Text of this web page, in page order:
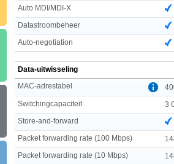
Auto MDI/MDI-X
Datastroombeheer
Auto-negotiation
Data-uitwisseling
MAC-adrestabel
Switchingcapaciteit
3
Store-and-forward
Packet forwarding rate (100 Mbps)
Packet forwarding rate (10 Mbps)